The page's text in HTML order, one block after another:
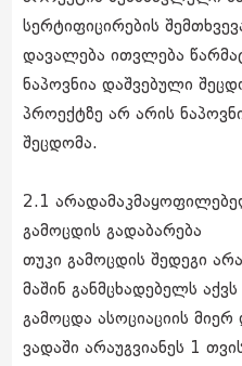
სერტიფიცირების
დავალება ითვლება
ნაპოვნია დაშვებული
პროექტზე არ არის
შეცდომა.
2.1
გამოცდის გადაბარება
თუკი გამოცდის შედეგი
მაშინ განმცხადებელს
გამოცდა ასოციაციის
ვადაში არაუგვიანეს 1